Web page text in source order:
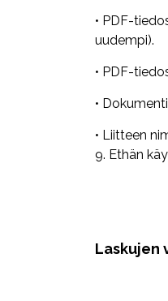
• PDF-
uudempi).
• PDF-
•
• Liitteen
9. Ethän
Laskujen